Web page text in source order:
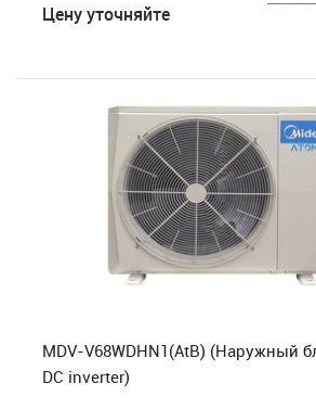
Цену уточняйте
MDV-V68WDHN1(AtB) (Наружный
DC inverter)